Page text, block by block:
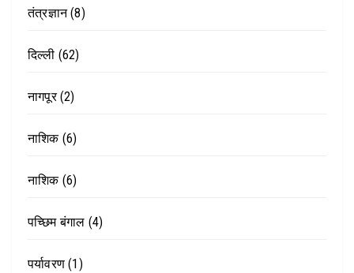
तंत्रज्ञान(8)
दिल्ली (62)
नागपूर(2)
नाशिक(6)
नाशिक(6)
पच्छिम बंगाल (4)
पर्यावरण (1)